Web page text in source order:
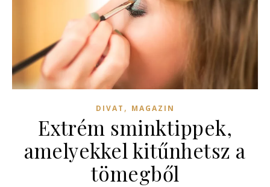
DIVAT , MAGAZIN
Extrém sminktippek,
amelyekkel kitűnhetsz a
tömegből